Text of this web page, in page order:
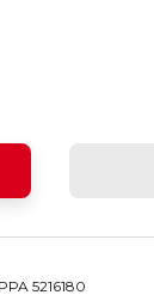
5216180